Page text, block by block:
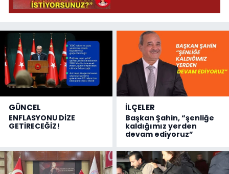
GÜNCEL
ENFLASYONU DİZE
GETİRECEĞİZ!
İLÇELER
Başkan Şahin, “şenliğe
kaldığımız yerden
devam ediyoruz”